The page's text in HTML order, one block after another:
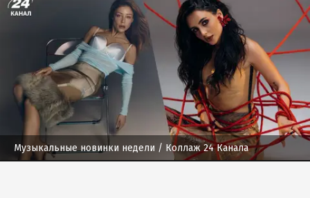
Музыкальные новинки недели / Коллаж 24 Канала